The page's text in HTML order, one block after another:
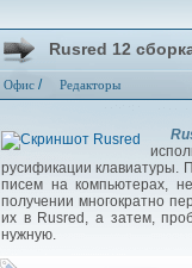
Rusred 12
Офис / Редакторы
русификации клавиатуры.
писем на компьютерах,
получении многократно
их в Rusred, а затем,
нужную.